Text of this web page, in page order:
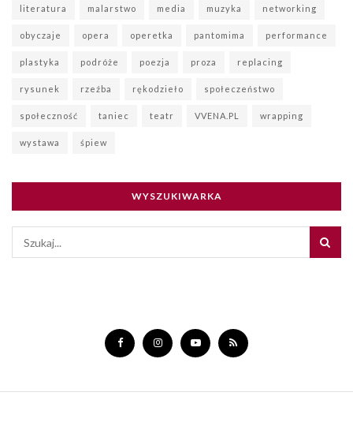
literatura malarstwo media muzyka networking
obyczaje opera operetka pantomima performance
plastyka podróże poezja proza replacing
rysunek rzeźba rękodzieło społeczeństwo
społeczność taniec teatr VVENA.PL wrapping
wystawa śpiew
WYSZUKIWARKA